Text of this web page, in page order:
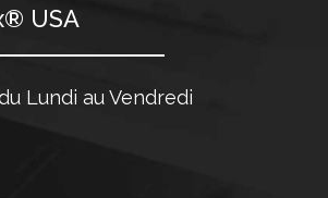
USA
Lundi au Vendredi